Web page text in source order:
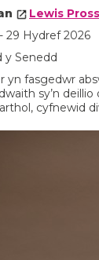
Lewis
29 Hydref 2026
y Senedd
yn fasgedwr
sy’n
cyfnewid